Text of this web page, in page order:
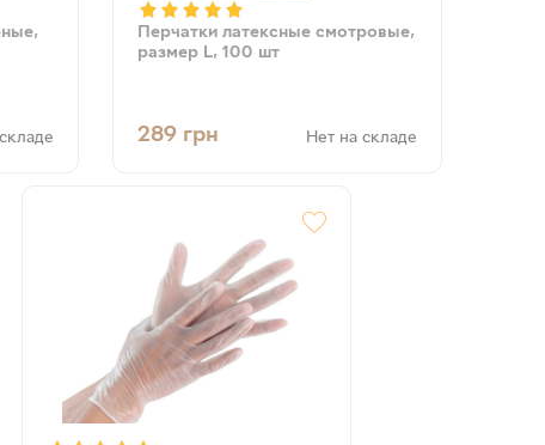
Перчатки латексные смотровые,
размер L, 100 шт
289 грн Нет на складе